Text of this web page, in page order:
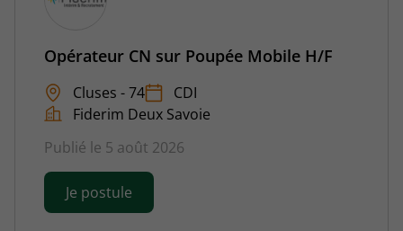
Opérateur CN sur Poupée Mobile H/F
Cluses - 74
CDI
Fiderim Deux Savoie
Publié le 5 août 2026
Je postule